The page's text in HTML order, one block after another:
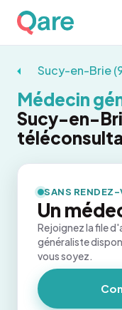
Sucy-en-Brie
Médecin
Sucy-en-
SANS
Un
Rejoignez la file
généraliste
vous soyez.